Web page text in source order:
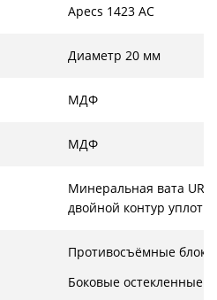
Apecs 1423 AC
Диаметр 20 мм
МДФ
МДФ
Минеральная вата
двойной контур
Противосъёмные
Боковые остекленные